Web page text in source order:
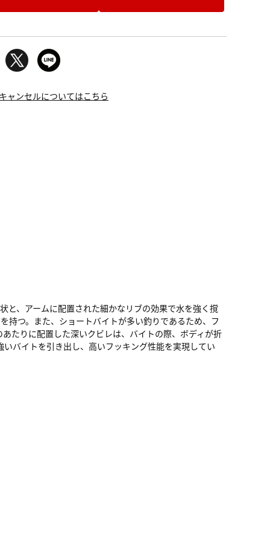
ャンセルについてはこちら
と、アームに配置された細かなリブの効果で水を強く撹
持つ。また、ショートバイトが多い釣りであるため、フ
たりに配置した深いクビレは、バイトの際、ボディが折
バイトを引き出し、高いフッキング性能を実現してい